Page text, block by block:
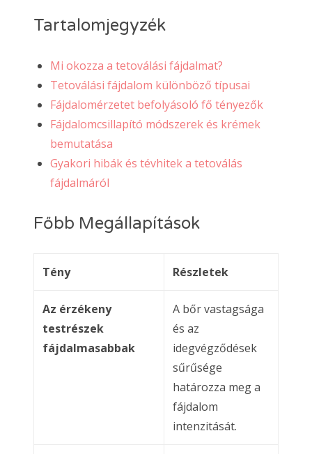
Tartalomjegyzék
Mi okozza a tetoválási fájdalmat?
Tetoválási fájdalom különböző típusai
Fájdalomérzetet befolyásoló fő tényezők
Fájdalomcsillapító módszerek és krémek
bemutatása
Gyakori hibák és tévhitek a tetoválás
fájdalmáról
Főbb Megállapítások
Tény Részletek
Az érzékeny
testrészek
fájdalmasabbak
A bőr vastagsága
és az
idegvégződések
sűrűsége
határozza meg a
fájdalom
intenzitását.